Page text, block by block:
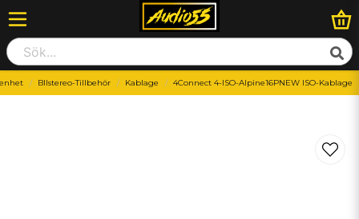
BIlstereo-Tillbehör Kablage 4Connect 4-ISO-Alpine16PNEW ISO-Kablage